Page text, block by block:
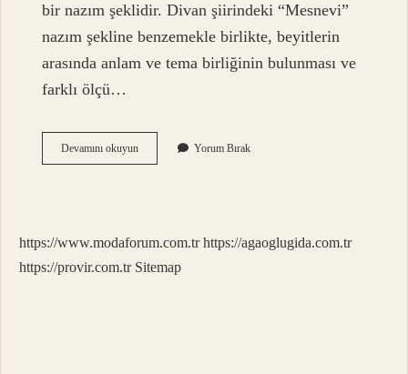
bir nazım şeklidir. Divan şiirindeki “Mesnevi”
nazım şekline benzemekle birlikte, beyitlerin
arasında anlam ve tema birliğinin bulunması ve
farklı ölçü…
Devamını okuyunDivan
Edebiyatı
Yorum Bırak
https://www.modaforum.com.tr https://agaoglugida.com.tr
https://provir.com.tr Sitemap